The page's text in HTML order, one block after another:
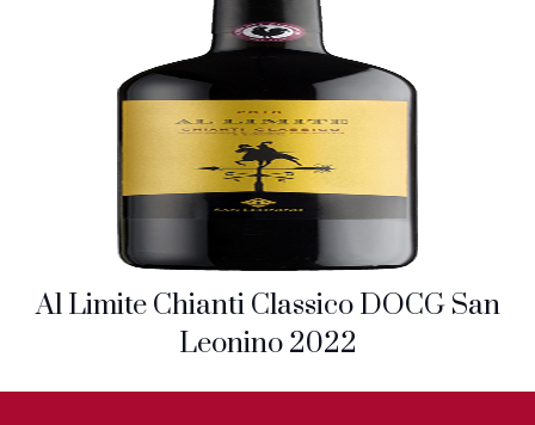
Al Limite Chianti Classico DOCG San
Leonino 2022